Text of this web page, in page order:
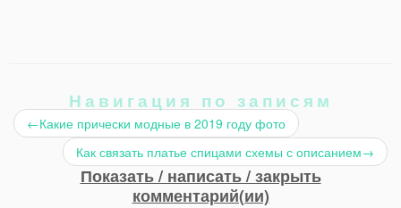
Навигация по записям
←Какие прически модные в 2019 году фото
Как связать платье спицами схемы с описанием→
Показать / написать / закрыть
комментарий(ии)